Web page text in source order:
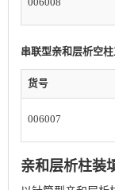
006008
串联型亲和层析空
货号
006007
亲和层析柱装